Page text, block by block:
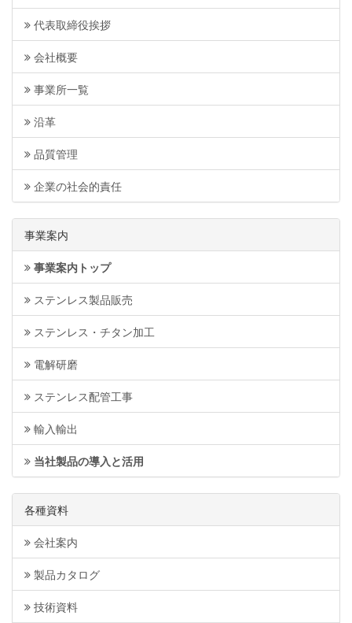
代表取締役挨拶
会社概要
事業所一覧
沿革
品質管理
企業の社会的責任
事業案内
事業案内トップ
ステンレス製品販売
ステンレス・チタン加工
電解研磨
ステンレス配管工事
輸入輸出
当社製品の導入と活用
各種資料
会社案内
製品カタログ
技術資料